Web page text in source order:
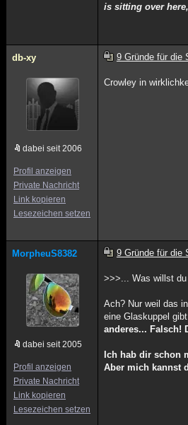
is sitting over
db-xy
dabei seit 2006
Profil anzeigen
Private Nachricht
Link kopieren
Lesezeichen setzen
9 Gründe für die
Crowley in
MorpheuS8382
dabei seit 2005
Profil anzeigen
Private Nachricht
Link kopieren
Lesezeichen setzen
9 Gründe für die
>>>... Was willst
Ach? Nur weil das
eine Glaskuppel
anderes... Falsch!
Ich hab dir schon
Aber mich kannst